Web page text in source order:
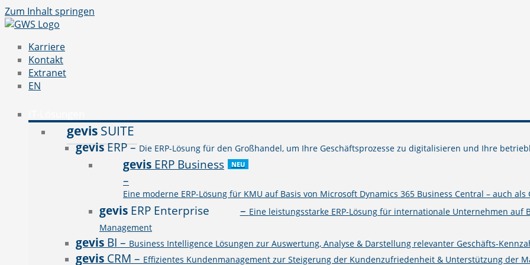
Zum Inhalt springen
Karriere
Kontakt
Extranet
EN
gevis SUITE
gevisERP– Die ERP-Lösung für den Großhandel, um Ihre Geschäftsprozesse zu digitalisieren und Ihre
gevis ERP Business
–
Eine moderne ERP-Lösung für KMU auf Basis von Microsoft Dynamics 365 Business Central – auch als
NEU
gevis ERP Enterprise – Eine leistungsstarke ERP-Lösung für internationale Unternehmen auf
Management
gevis BI – Business Intelligence Lösungen zur Auswertung, Analyse & Darstellung relevanter Geschäfts-
gevis CRM – Effizientes Kundenmanagement zur Steigerung der Kundenzufriedenheit & Unterstützung der